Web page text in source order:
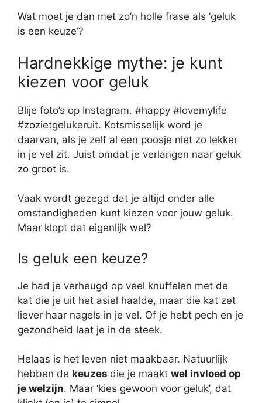
Wat moet je dan met zo’n holle frase als ‘geluk
is een keuze’?
Hardnekkige mythe: je kunt
kiezen voor geluk
Blije foto’s op Instagram. #happy #lovemylife
#zozietgelukeruit. Kotsmisselijk word je
daarvan, als je zelf al een poosje niet zo lekker
in je vel zit. Juist omdat je verlangen naar geluk
zo groot is.
Vaak wordt gezegd dat je altijd onder alle
omstandigheden kunt kiezen voor jouw geluk.
Maar klopt dat eigenlijk wel?
Is geluk een keuze?
Je had je verheugd op veel knuffelen met de
kat die je uit het asiel haalde, maar die kat zet
liever haar nagels in je vel. Of je hebt pech en je
gezondheid laat je in de steek.
Helaas is het leven niet maakbaar. Natuurlijk
hebben de keuzes die je maakt wel invloed op
je welzijn. Maar ‘kies gewoon voor geluk’, dat